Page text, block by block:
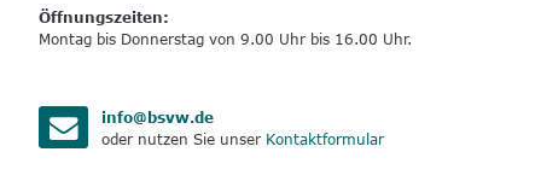
Öffnungszeiten:
Montag bis Donnerstag von 9.00 Uhr bis 16.00 Uhr.
info@bsvw.de
oder nutzen Sie unser Kontaktformular